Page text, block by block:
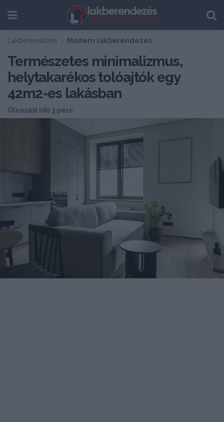
Lakberendezés Modern lakberendezés
Természetes minimalizmus,
helytakarékos tolóajtók egy
42m2-es lakásban
Olvasási idő 3 perc